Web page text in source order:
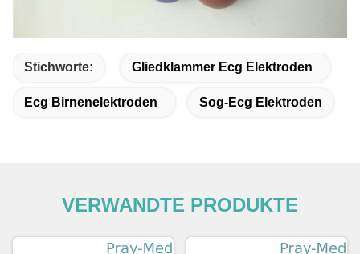
Stichworte: Gliedklammer Ecg Elektroden
Ecg Birnenelektroden Sog-Ecg Elektroden
VERWANDTE PRODUKTE